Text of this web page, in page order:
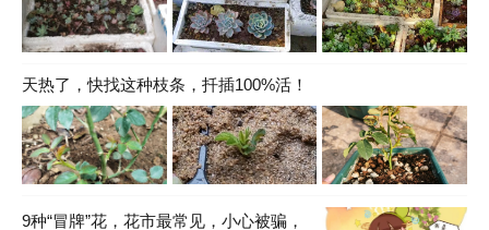
天热了，快找这种枝条，扦插100%活！
9种“冒牌”花，花市最常见，小心被骗，